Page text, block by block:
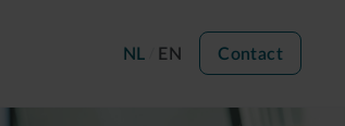
NL EN Contact